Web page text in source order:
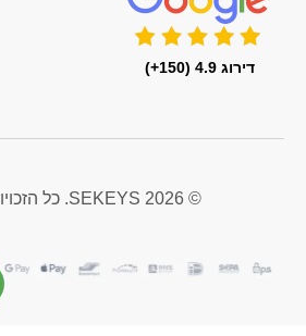
דירוג 4.9 (150+)
© 2026 SEKEYS. כל הזכויות שמורות.